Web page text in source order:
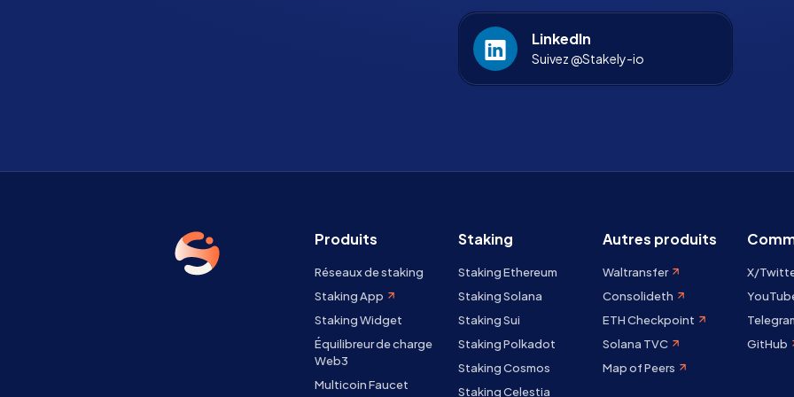
LinkedIn
Suivez @Stakely-io
Produits
Réseaux de staking
Staking App
Staking Widget
Équilibreur de charge
Web3
Multicoin Faucet
Staking
Staking Ethereum
Staking Solana
Staking Sui
Staking Polkadot
Staking Cosmos
Staking Celestia
Autres produits
Waltransfer
Consolideth
ETH Checkpoint
Solana TVC
Map of Peers
X/
GitHub